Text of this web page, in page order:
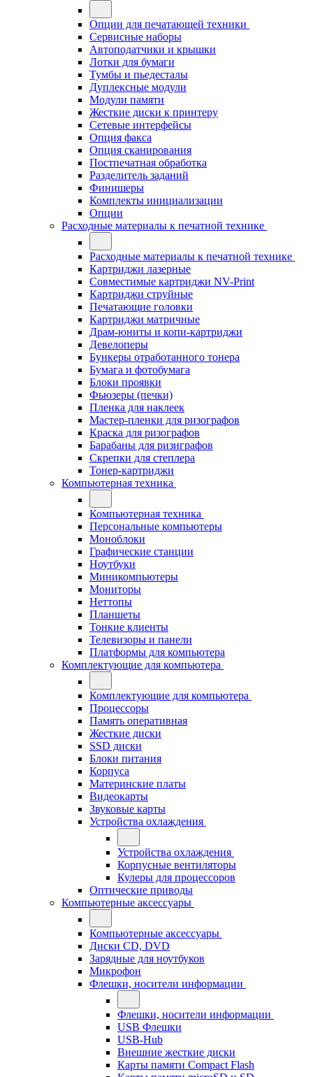
Опции для печатающей техники
Сервисные наборы
Автоподатчики и крышки
Лотки для бумаги
Тумбы и пьедесталы
Дуплексные модули
Модули памяти
Жесткие диски к принтеру
Сетевые интерфейсы
Опция факса
Опция сканирования
Постпечатная обработка
Разделитель заданий
Финишеры
Комплекты инициализации
Опции
Расходные материалы к печатной технике
Расходные материалы к печатной технике
Картриджи лазерные
Совместимые картриджи NV-Print
Картриджи струйные
Печатающие головки
Картриджи матричные
Драм-юниты и копи-картриджи
Девелоперы
Бункеры отработанного тонера
Бумага и фотобумага
Блоки проявки
Фьюзеры (печки)
Пленка для наклеек
Мастер-пленки для ризографов
Краска для ризографов
Барабаны для ризиграфов
Скрепки для степлера
Тонер-картриджи
Компьютерная техника
Компьютерная техника
Персональные компьютеры
Моноблоки
Графические станции
Ноутбуки
Миникомпьютеры
Мониторы
Неттопы
Планшеты
Тонкие клиенты
Телевизоры и панели
Платформы для компьютера
Комплектующие для компьютера
Комплектующие для компьютера
Процессоры
Память оперативная
Жесткие диски
SSD диски
Блоки питания
Корпуса
Материнские платы
Видеокарты
Звуковые карты
Устройства охлаждения
Устройства охлаждения
Корпусные вентиляторы
Кулеры для процессоров
Оптические приводы
Компьютерные аксессуары
Компьютерные аксессуары
Диски CD, DVD
Зарядные для ноутбуков
Микрофон
Флешки, носители информации
Флешки, носители информации
USB Флешки
USB-Hub
Внешние жесткие диски
Карты памяти Compact Flash